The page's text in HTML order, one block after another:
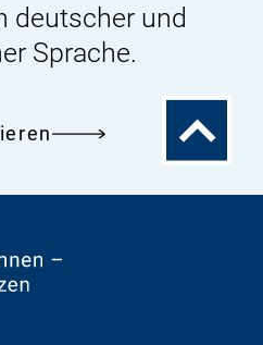
deutscher und
Sprache.
Zum